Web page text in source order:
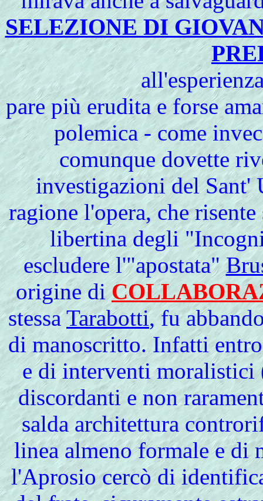
SELEZIONE DI
pare più erudita e forse
polemica - come
comunque dovette
investigazioni del Sant'
ragione l'opera, che
libertina degli
escludere l'"apostata"
origine di
stessaTarabotti, fu
di manoscritto. Infatti
e di interventi moralistici
discordanti e non
salda architettura
linea almeno formale e di
l'Aprosio cercò di